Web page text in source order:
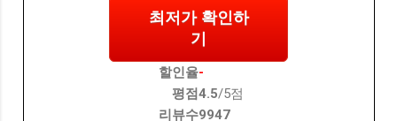
최저가 확인하
기
할인율-
평점4.5/5점
리뷰수9947